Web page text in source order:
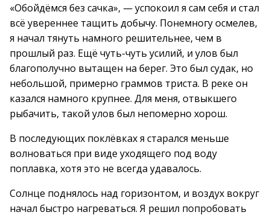
«Обойдёмся без сачка», — успокоил я сам себя и стал
всё увереннее тащить добычу. Понемногу осмелев,
я начал тянуть намного решительнее, чем в
прошлый раз. Ещё чуть-чуть усилий, и улов был
благополучно вытащен на берег. Это был судак, но
небольшой, примерно граммов триста. В реке он
казался намного крупнее. Для меня, отвыкшего
рыбачить, такой улов был непомерно хорош.
В последующих поклёвках я старался меньше
волноваться при виде уходящего под воду
поплавка, хотя это не всегда удавалось.
Солнце поднялось над горизонтом, и воздух вокруг
начал быстро нагреваться. Я решил попробовать